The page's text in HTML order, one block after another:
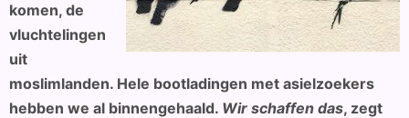
komen, de
vluchtelingen
uit
moslimlanden. Hele bootladingen met asielzoekers
hebben we al binnengehaald. Wir schaffen das, zegt